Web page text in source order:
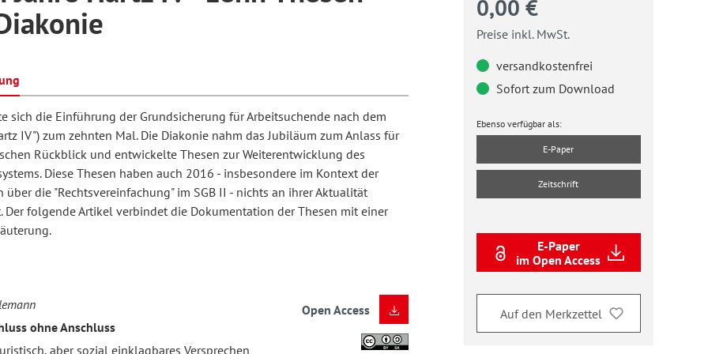
und Unterrichtsforschung
und
Forum
für
sich die Einführung der Grundsicherung für Arbeitsuchende nach dem
IV") zum zehnten Mal. Die Diakonie nahm das Jubiläum zum Anlass für
Rückblick und entwickelte Thesen zur Weiterentwicklung des
Diese Thesen haben auch 2016 - insbesondere im Kontext der
über die "Rechtsvereinfachung" im SGB II - nichts an ihrer Aktualität
Der folgende Artikel verbindet die Dokumentation der Thesen mit einer
ohne Anschluss
aber sozial einklagbares Versprechen
Open Access
0,00 €
Preise inkl. MwSt.
versandkostenfrei
Sofort zum Download
Ebenso verfügbar als:
E-Paper
Zeitschrift
E-Paper
im Open Access
Auf den Merkzettel